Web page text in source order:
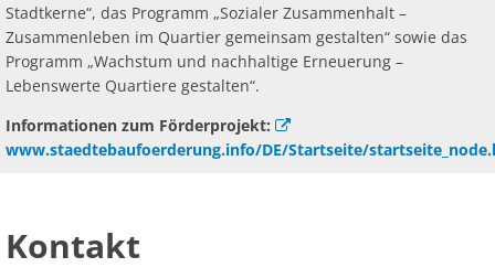
Stadtkerne“, das Programm „Sozialer Zusammenhalt –
Zusammenleben im Quartier gemeinsam gestalten“ sowie das
Programm „Wachstum und nachhaltige Erneuerung –
Lebenswerte Quartiere gestalten“.
Informationen zum Förderprojekt:
www.staedtebaufoerderung.info/DE/Startseite/
Kontakt